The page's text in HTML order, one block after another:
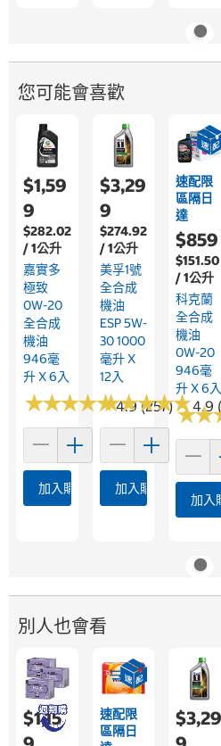
您可能會喜歡
$1,59
9
$282.02
/ 1公升
嘉實多
極致
0W-20
全合成
機油
946毫
升 X 6入
★★★★★
★★★★★4.9 (257)
加入購物車
$3,29
9
$274.92
/ 1公升
美孚1號
全合成
機油
ESP 5W-
30 1000
毫升 X
12入
★★★★★
★★★★★4.9
加入購物車
速配限
區隔日
達
$859
$151.50
/ 1公升
科克蘭
全合成
機油
0W-20
946毫
升 X 6入
★★
★★
加入
別人也會看
$1,15
速配限
區隔日
$3,29